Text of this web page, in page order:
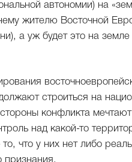
автономии) на
жителю Восточной
а уж будет это на
строиться на
конфликта
над какой-то
что у них нет либо
признания.